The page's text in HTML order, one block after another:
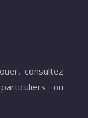
consultez
ou